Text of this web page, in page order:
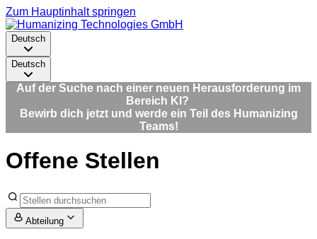
Zum Hauptinhalt springen
Deutsch
Deutsch
Auf der Suche nach einer neuen Herausforderung im
Bereich KI?
Bewirb dich jetzt und werde ein Teil des Humanizing
Teams!
Offene Stellen
Abteilung